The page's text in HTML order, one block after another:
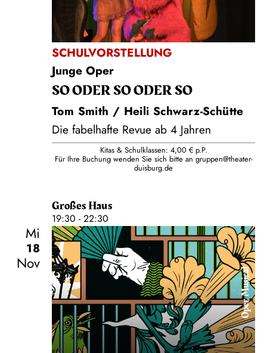
SCHULVORSTELLUNG
Junge Oper
SO ODER SO ODER SO
Tom Smith / Heili Schwarz-Schütte
Die fabelhafte Revue ab 4 Jahren
Kitas & Schulklassen: 4,00 € p.P.
Für Ihre Buchung wenden Sie sich bitte an gruppen@theater-
duisburg.de
Großes Haus
19:30 - 22:30
Mi
18
Nov
Oper, Musical